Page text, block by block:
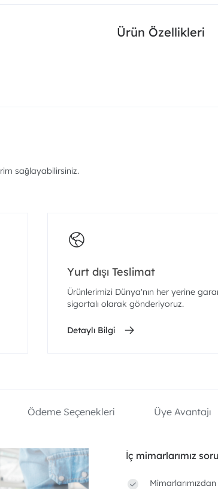
Ürün Özellikleri
sağlayabilirsiniz.
Yurt dışı Teslimat
Ürünlerimizi Dünya'nın her yerine
sigortalı olarak gönderiyoruz.
Detaylı Bilgi
Ödeme Seçenekleri Üye Avantajı
İç mimarlarımız